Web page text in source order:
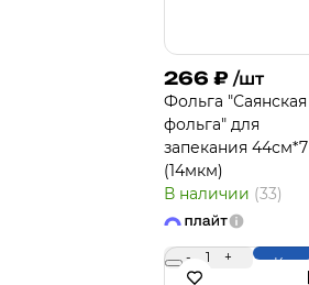
266 ₽ /шт
Фольга "Саянская
фольга" для
запекания
(14мкм)
В наличии (33)
- 1 +